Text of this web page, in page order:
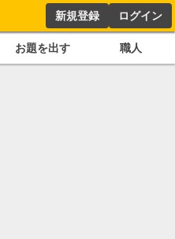
新規登録 ログイン
お題を出す 職人